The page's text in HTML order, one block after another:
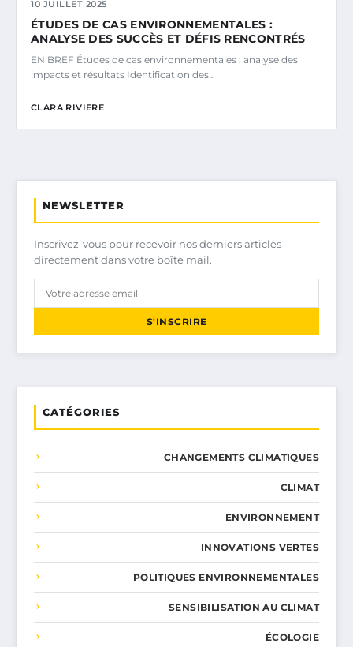
10 JUILLET 2025
ÉTUDES DE CAS ENVIRONNEMENTALES :
ANALYSE DES SUCCÈS ET DÉFIS RENCONTRÉS
EN BREF Études de cas environnementales : analyse des
impacts et résultats Identification des…
CLARA RIVIERE
NEWSLETTER
Inscrivez-vous pour recevoir nos derniers articles
directement dans votre boîte mail.
S'INSCRIRE
CATÉGORIES
CHANGEMENTS CLIMATIQUES
CLIMAT
ENVIRONNEMENT
INNOVATIONS VERTES
POLITIQUES ENVIRONNEMENTALES
SENSIBILISATION AU CLIMAT
ÉCOLOGIE